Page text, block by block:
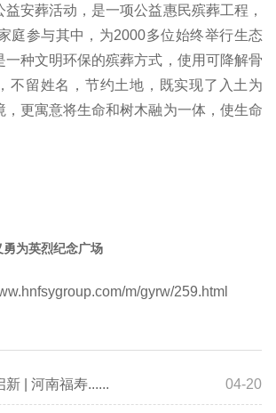
安葬活动，是一项公益惠民殡葬工程，
庭参与其中，为2000多位始终举行生态
一种文明环保的殡葬方式，使用可降解骨
不留姓名，节约土地，既实现了入土为
，更寓意将生命和树木融为一体，使生命
勇为英烈纪念广场
m/gyrw/259.html
04-20
| 河南福寿......